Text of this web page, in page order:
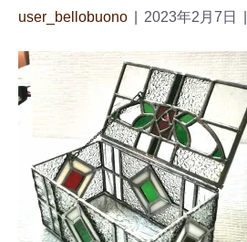
user_bellobuono 2023年2月7日